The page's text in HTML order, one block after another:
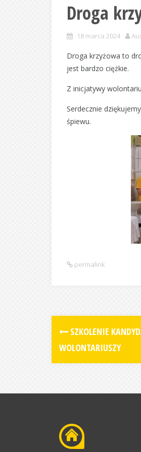
Droga
18 marca 2024
Droga krzyżowa to
jest bardzo ciężkie.
Z inicjatywy
Serdecznie
śpiewu.
permalink
SZKOLENIE
WOLONTARIUSZY